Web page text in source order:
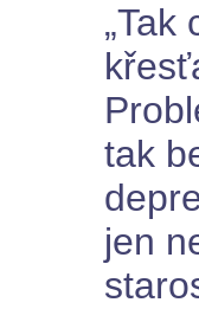
„Tak
tak
jen